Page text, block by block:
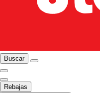
Buscar
Rebajas